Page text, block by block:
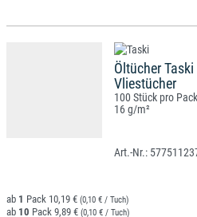
Öltücher
Vliestücher
100 Stück pro
16 g/m²
1 10,19 € (0,10 € / Tuch)
10 9,89 € (0,10 € / Tuch)